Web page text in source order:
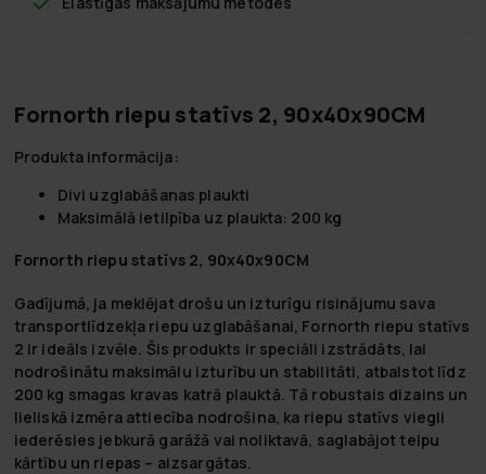
Fornorth riepu statīvs 2, 90x40x90CM
Produkta informācija:
Divi uzglabāšanas plaukti
Maksimālā ietilpība uz plaukta: 200 kg
Fornorth riepu statīvs 2, 90x40x90CM
Gadījumā, ja meklējat drošu un izturīgu risinājumu sava
transportlīdzekļa riepu uzglabāšanai, Fornorth riepu statīvs
2 ir ideāls izvēle. Šis produkts ir speciāli izstrādāts, lai
nodrošinātu maksimālu izturību un stabilitāti, atbalstot līdz
200 kg smagas kravas katrā plauktā. Tā robustais dizains un
lieliskā izmēra attiecība nodrošina, ka riepu statīvs viegli
iederēsies jebkurā garāžā vai noliktavā, saglabājot telpu
kārtību un riepas – aizsargātas.